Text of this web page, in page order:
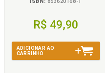
R$ 49,90
ADICIONAR AO
CARRINHO